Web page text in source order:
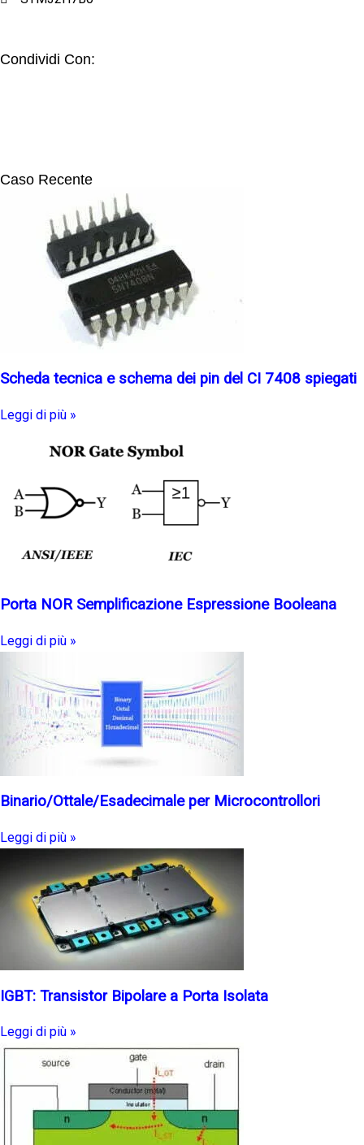
Condividi Con:
Caso Recente
Scheda tecnica e schema dei pin del CI 7408 spiegati
Leggi di più »
Porta NOR Semplificazione Espressione Booleana
Leggi di più »
Binario/Ottale/Esadecimale per Microcontrollori
Leggi di più »
IGBT: Transistor Bipolare a Porta Isolata
Leggi di più »